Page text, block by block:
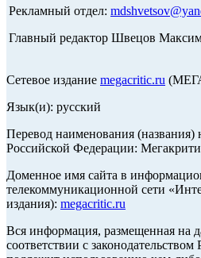
Рекламный отдел:
Главный редактор Швецов
Сетевое издание megacritic.ru
Язык(и): русский
Перевод наименования (названия)
Российской Федерации:
Доменное имя сайта в
телекоммуникационной сети
издания): megacritic.ru
Вся информация, размещенная на
соответствии с